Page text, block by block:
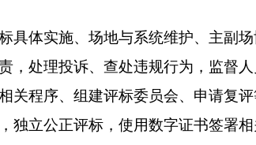
具体实施、场地与系统维护、主副场
，处理投诉、查处违规行为，监督人
关程序、组建评标委员会、申请复评
独立公正评标，使用数字证书签署相